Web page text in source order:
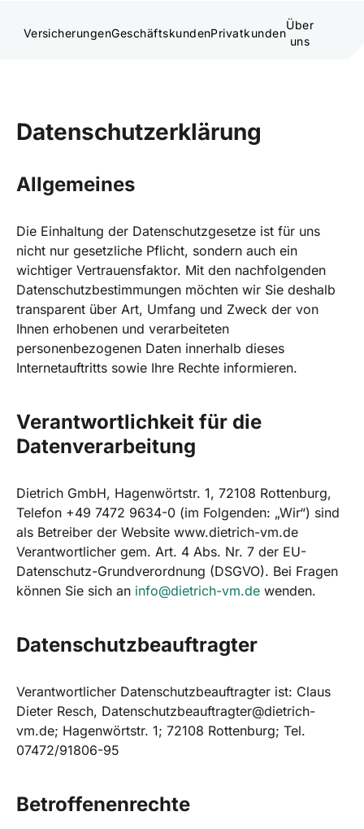
VersicherungenGeschäftskundenPrivatkunden
Über
uns
Datenschutzerklärung
Allgemeines
Die Einhaltung der Datenschutzgesetze ist für uns
nicht nur gesetzliche Pflicht, sondern auch ein
wichtiger Vertrauensfaktor. Mit den nachfolgenden
Datenschutzbestimmungen möchten wir Sie deshalb
transparent über Art, Umfang und Zweck der von
Ihnen erhobenen und verarbeiteten
personenbezogenen Daten innerhalb dieses
Internetauftritts sowie Ihre Rechte informieren.
Verantwortlichkeit für die
Datenverarbeitung
Dietrich GmbH, Hagenwörtstr. 1, 72108 Rottenburg,
Telefon +49 7472 9634-0 (im Folgenden: „Wir“) sind
als Betreiber der Website www.dietrich-vm.de
Verantwortlicher gem. Art. 4 Abs. Nr. 7 der EU-
Datenschutz-Grundverordnung (DSGVO). Bei Fragen
können Sie sich an info@dietrich-vm.de wenden.
Datenschutzbeauftragter
Verantwortlicher Datenschutzbeauftragter ist: Claus
Dieter Resch, Datenschutzbeauftragter@dietrich-
vm.de; Hagenwörtstr. 1; 72108 Rottenburg; Tel.
07472/91806-95
Betroffenenrechte